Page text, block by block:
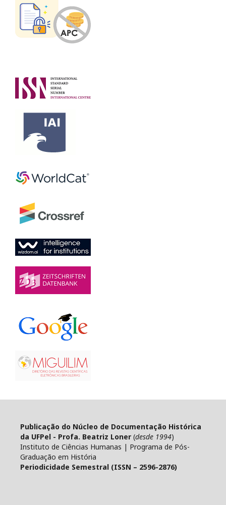
Publicação do Núcleo de Documentação Histórica
da UFPel - Profa. Beatriz Loner (desde 1994)
Instituto de Ciências Humanas | Programa de Pós-
Graduação em História
Periodicidade Semestral (ISSN – 2596-2876)